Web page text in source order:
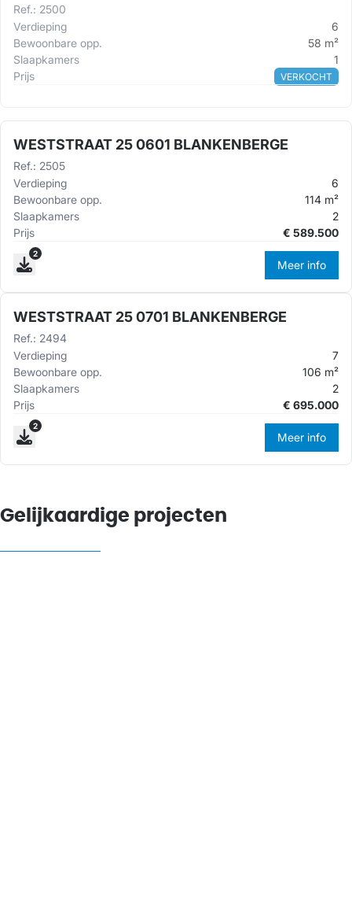
Ref.: 2500
Verdieping
6
Bewoonbare opp.
58 m²
Slaapkamers
1
Prijs
VERKOCHT
WESTSTRAAT 25 0601 BLANKENBERGE
Ref.: 2505
Verdieping
6
Bewoonbare opp.
114 m²
Slaapkamers
2
Prijs
€ 589.500
2
Meer info
WESTSTRAAT 25 0701 BLANKENBERGE
Ref.: 2494
Verdieping
7
Bewoonbare opp.
106 m²
Slaapkamers
2
Prijs
€ 695.000
2
Meer info
Gelijkaardige projecten